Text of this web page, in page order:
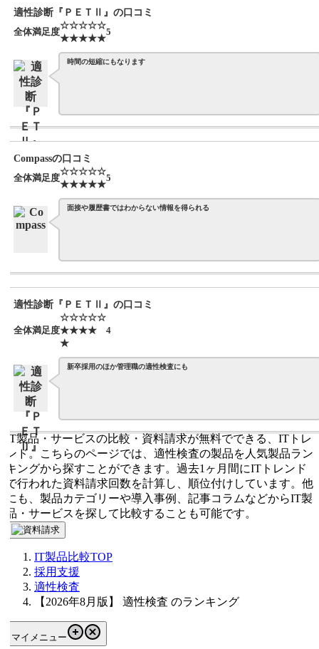
適性診断『ＰＥＴⅡ』の口コミ
全体満足度
☆☆☆☆☆
★★★★★
5
時間の短縮にもなります
Compassの口コミ
全体満足度
☆☆☆☆☆
★★★★★
5
面接や履歴書ではわからない情報を得られる
適性診断『ＰＥＴⅡ』の口コミ
全体満足度
☆☆☆☆☆
★★★★
4
新卒採用のほか管理職の適性検査にも
製品・サービスの比較・資料請求が無料でできる、ITトレ
ド。こちらのページでは、適性検査の製品を人気製品ラン
ングから探すことができます。過去1ヶ月間にITトレンド
行われた資料請求回数を計算し、順位付けしています。他
も、製品カテゴリーや導入事例、記事コラムなどからIT製
・サービスを探して比較することも可能です。
IT製品比較TOP
採用支援
適性検査
【2026年8月版】 適性検査 のランキング
マイメニュー